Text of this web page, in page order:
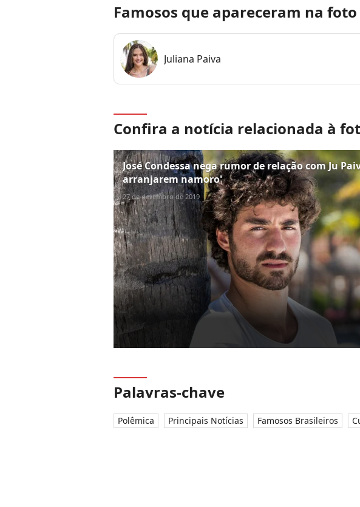
Famosos que apareceram na foto
Juliana Paiva
Confira a notícia relacionada à
José Condessa nega rumor de relação com Ju
arranjarem namoro'
27 de dezembro de 2019
Palavras-chave
Polêmica Principais Notícias Famosos Brasileiros